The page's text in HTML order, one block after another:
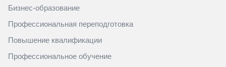
Бизнес-образование
Профессиональная переподготовка
Повышение квалификации
Профессиональное обучение